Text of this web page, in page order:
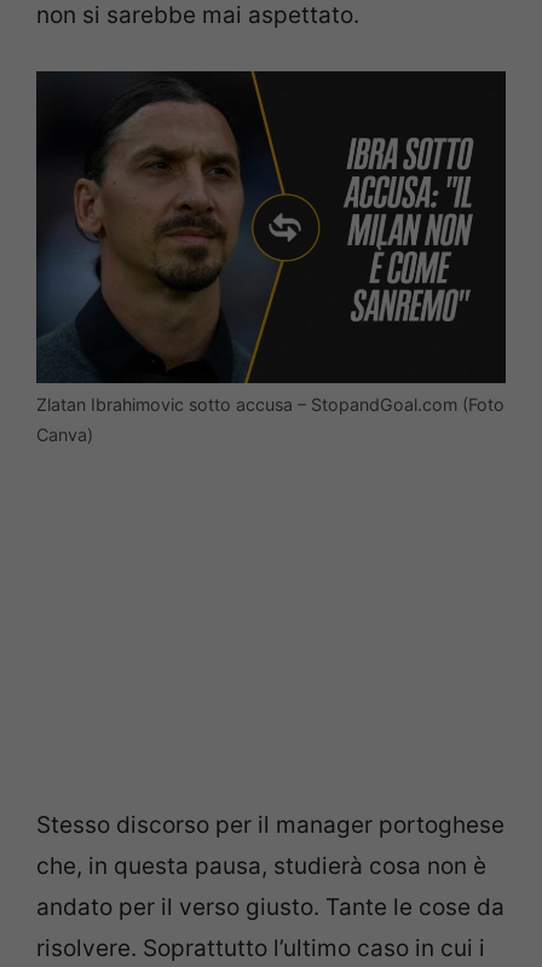
non si sarebbe mai aspettato.
Zlatan Ibrahimovic sotto accusa – StopandGoal.com (Foto
Canva)
Stesso discorso per il manager portoghese
che, in questa pausa, studierà cosa non è
andato per il verso giusto. Tante le cose da
risolvere. Soprattutto l’ultimo caso in cui i